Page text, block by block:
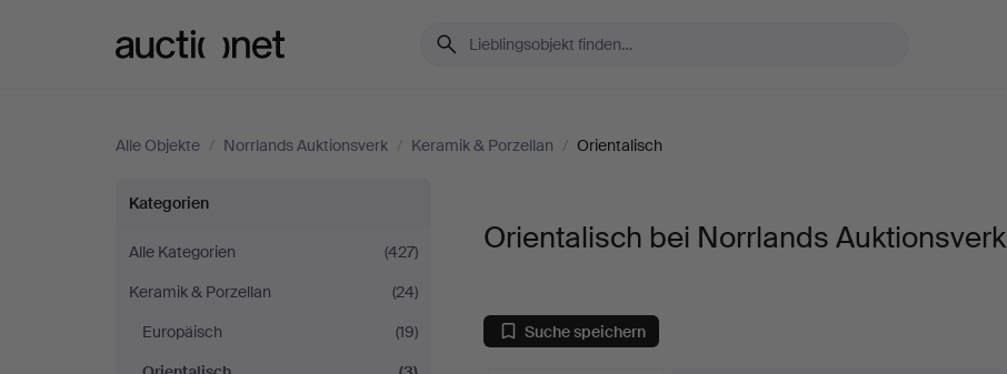
Alle Objekte / Norrlands Auktionsverk / Keramik & Porzellan / Orientalisch
Orientalisch
bei
Norrlands
Auktionsverk
Kategorien
Alle Kategorien
(427)
Keramik & Porzellan
(24)
Europäisch
(19)
Orientalisch bei Norrlands Auktionsverk
Suche speichern